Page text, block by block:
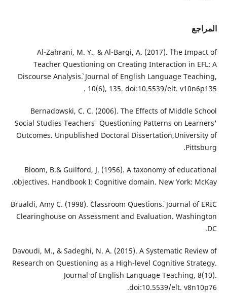
المراجع
Al-Zahrani, M. Y., & Al-Bargi, A. (2017). `The Impact of
Teacher Questioning on Creating Interaction in EFL: A
Discourse Analysis`. Journal of English Language Teaching,
10(6), 135. doi:10.5539/elt. v10n6p135 .
Bernadowski, C. C. (2006). The Effects of Middle School
Social Studies Teachers' Questioning Patterns on Learners'
Outcomes. Unpublished Doctoral Dissertation,University of
Pittsburg.
Bloom, B.& Guilford, J. (1956). A taxonomy of educational
objectives. Handbook I: Cognitive domain. New York: McKay.
Brualdi, Amy C. (1998). `Classroom Questions`. Journal of ERIC
Clearinghouse on Assessment and Evaluation. Washington
DC.
Davoudi, M., & Sadeghi, N. A. (2015). A Systematic Review of
Research on Questioning as a High-level Cognitive Strategy.
Journal of English Language Teaching, 8(10).
doi:10.5539/elt. v8n10p76.